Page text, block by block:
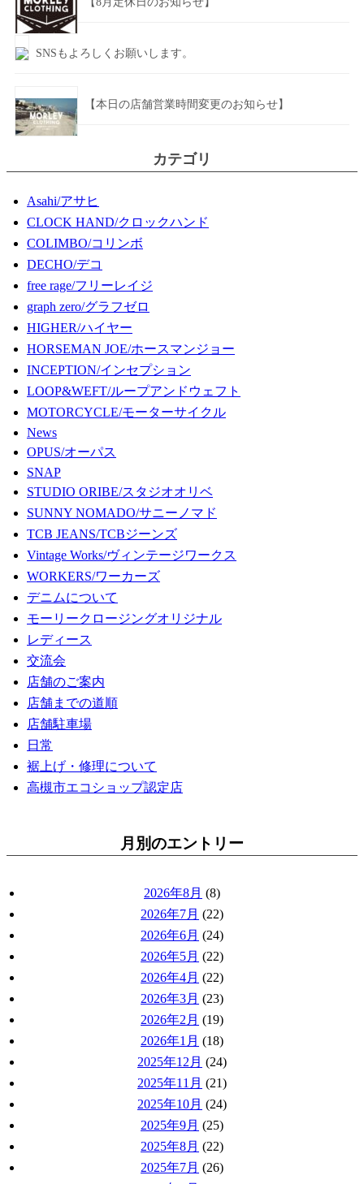
SNSもよろしくお願いします。
【本日の店舗営業時間変更のお知らせ】
カテゴリ
Asahi/アサヒ
CLOCK HAND/クロックハンド
COLIMBO/コリンボ
DECHO/デコ
free rage/フリーレイジ
graph zero/グラフゼロ
HIGHER/ハイヤー
HORSEMAN JOE/ホースマンジョー
INCEPTION/インセプション
LOOP&WEFT/ループアンドウェフト
MOTORCYCLE/モーターサイクル
News
OPUS/オーパス
SNAP
STUDIO ORIBE/スタジオオリベ
SUNNY NOMADO/サニーノマド
TCB JEANS/TCBジーンズ
Vintage Works/ヴィンテージワークス
WORKERS/ワーカーズ
デニムについて
モーリークロージングオリジナル
レディース
交流会
店舗のご案内
店舗までの道順
店舗駐車場
日常
裾上げ・修理について
高槻市エコショップ認定店
月別のエントリー
2026年8月 (8)
2026年7月 (22)
2026年6月 (24)
2026年5月 (22)
2026年4月 (22)
2026年3月 (23)
2026年2月 (19)
2026年1月 (18)
2025年12月 (24)
2025年11月 (21)
2025年10月 (24)
2025年9月 (25)
2025年8月 (22)
2025年7月 (26)